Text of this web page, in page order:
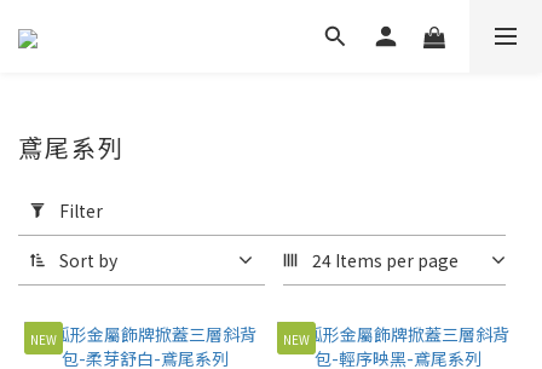
Filter
(0/20)
Range
(NT$)
鳶尾系列
Filter
Sort by 24 Items per page
NEW NEW